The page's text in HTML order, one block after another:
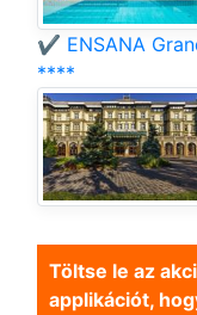
✔️ ENSANA
****
Töltse le az
applikációt,